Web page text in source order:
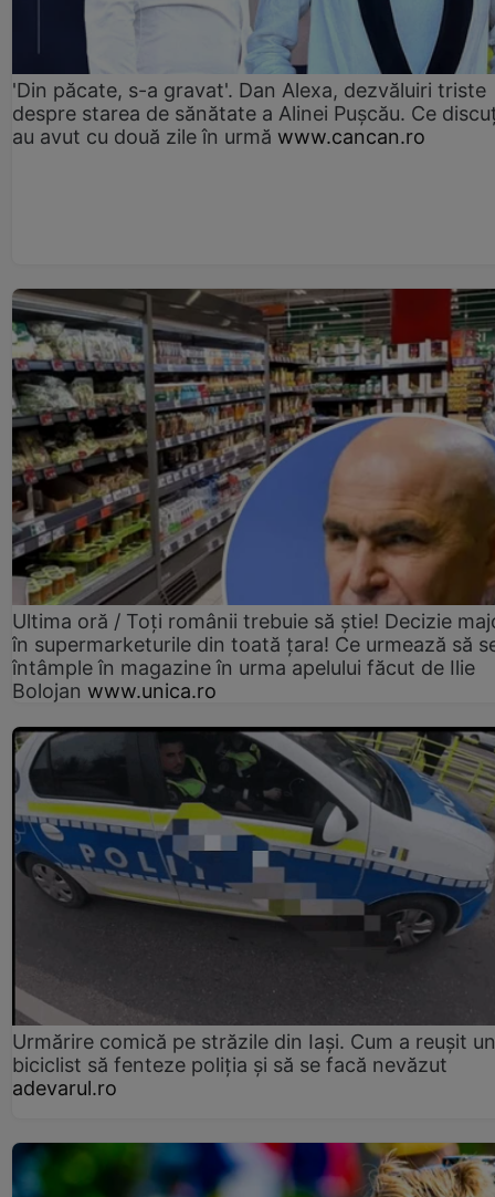
'Din păcate, s-a gravat'. Dan Alexa, dezvăluiri triste
despre starea de sănătate a Alinei Pușcău. Ce
au avut cu două zile în urmă www.cancan.ro
Ultima oră / Toți românii trebuie să știe! Decizie
în supermarketurile din toată țara! Ce urmează să
întâmple în magazine în urma apelului făcut de Ilie
Bolojan www.unica.ro
Urmărire comică pe străzile din Iași. Cum a reușit un
biciclist să fenteze poliția și să se facă nevăzut
adevarul.ro